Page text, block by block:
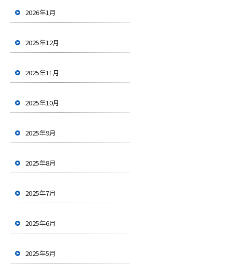
2026年1月
2025年12月
2025年11月
2025年10月
2025年9月
2025年8月
2025年7月
2025年6月
2025年5月